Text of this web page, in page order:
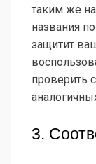
таким же
названия
защитит
проверить
3.